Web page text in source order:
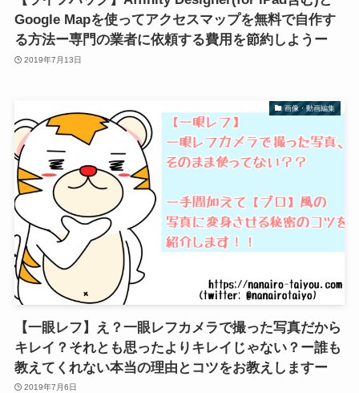
Google Mapを使ってアクセスマップを無料で自作す
る方法ー専門の業者に依頼する費用を節約しようー
2019年7月13日
画像・動画編集
【一眼レフ】え？一眼レフカメラで撮った写真だから
キレイ？それとも思ったよりキレイじゃない？ー誰も
教えてくれない本当の理由とコツをお教えしますー
2019年7月6日